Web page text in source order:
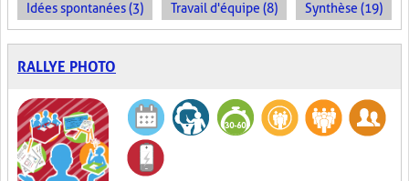
Idées spontanées (3) Travail d'équipe (8) Synthèse (19)
RALLYE PHOTO